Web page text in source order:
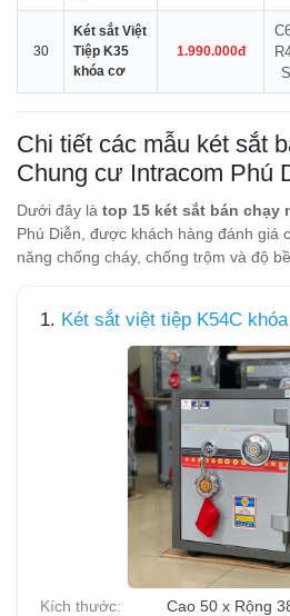
30
Két sắt Việt
Tiệp K35
khóa cơ
1.990.000đ
Chi tiết các mẫu két sắt
Chung cư Intracom Phú
Dưới đây là top 15 két sắt bán chạy
Phú Diễn, được khách hàng đánh giá
năng chống cháy, chống trộm và độ
1. Két sắt việt tiệp K54C
Kích thước:
Cao 50 x Rộng